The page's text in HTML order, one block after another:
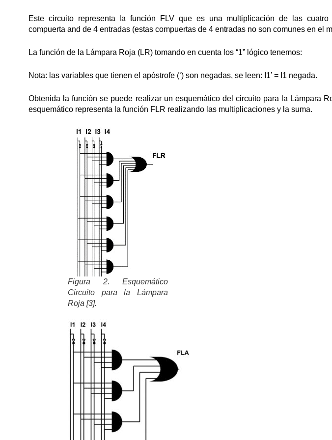
Este circuito representa la función FLV que es una multiplicación de las
compuerta and de 4 entradas (estas compuertas de 4 entradas no son comunes en el
La función de la Lámpara Roja (LR) tomando en cuenta los “1” lógico tenemos:
Nota: las variables que tienen el apóstrofe (‘) son negadas, se leen: I1’ = I1 negada.
Obtenida la función se puede realizar un esquemático del circuito para la Lámpara
esquemático representa la función FLR realizando las multiplicaciones y la suma.
Figura 2. Esquemático
Circuito para la Lámpara
Roja [3].